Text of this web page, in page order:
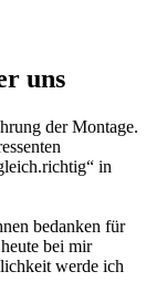
uns
der Montage.
in
bedanken für
bei mir
werde ich